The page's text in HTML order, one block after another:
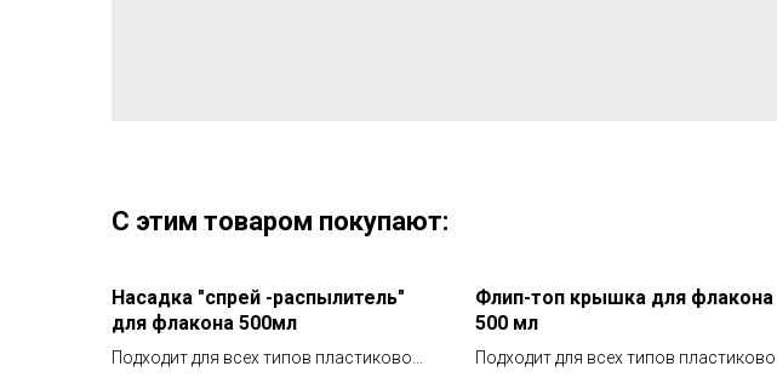
С этим товаром покупают:
Насадка "спрей -распылитель"
для флакона 500мл
Подходит для всех типов пластиковой
Флип-топ крышка для флакона
500 мл
Подходит для всех типов пластиковой